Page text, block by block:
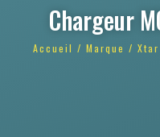
Chargeur
Accueil / Marque / Xtar